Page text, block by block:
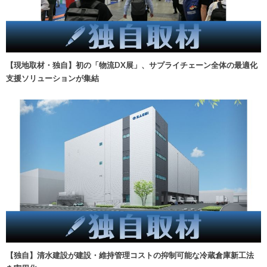
【現地取材・独自】初の「物流DX展」、サプライチェーン全体の最適化
支援ソリューションが集結
【独自】清水建設が建設・維持管理コストの抑制可能な冷蔵倉庫新工法